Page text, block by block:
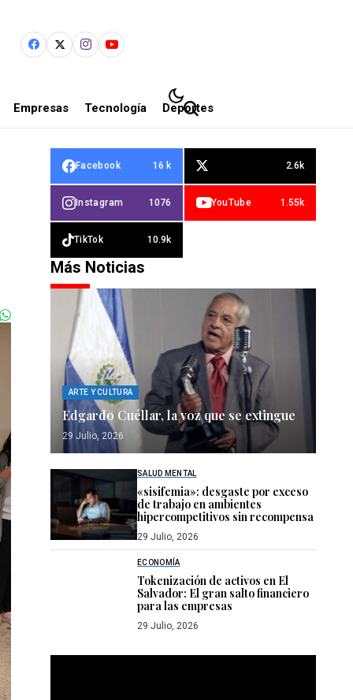
Empresas Tecnología Deportes
Facebook 16 k 2.6k
Instagram 1076 YouTube 1.55k
TikTok 10.9k
Más Noticias
ARTE Y CULTURA
Edgardo Cuéllar, la voz que se extingue
29 Julio, 2026
SALUD MENTAL
«sisifemia»: desgaste por exceso
de trabajo en ambientes
hipercompetitivos sin recompensa
29 Julio, 2026
ECONOMÍA
Tokenización de activos en El
Salvador: El gran salto financiero
para las empresas
29 Julio, 2026